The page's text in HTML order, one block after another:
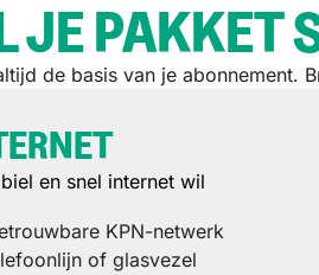
JE PAKKET
de basis van je abonnement.
en snel internet wil
KPN-netwerk
of glasvezel